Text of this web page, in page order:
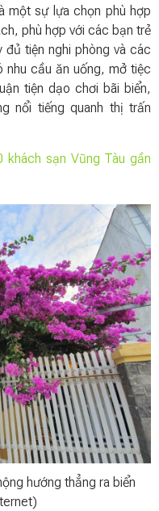
một sự lựa chọn phù hợp
phù hợp với các bạn trẻ
tiện nghi phòng và các
nhu cầu ăn uống, mở tiệc
tiện dạo chơi bãi biển,
nổi tiếng quanh thị trấn
khách sạn Vũng Tàu gần
hướng thẳng ra biển